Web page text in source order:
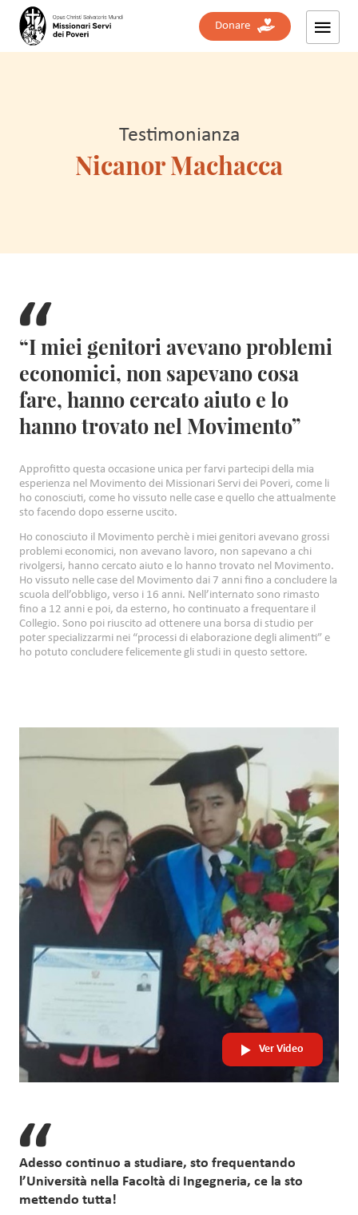
Donare
Testimonianza
Nicanor Machacca
“I miei genitori avevano problemi
economici, non sapevano cosa
fare, hanno cercato aiuto e lo
hanno trovato nel Movimento”
Approfitto questa occasione unica per farvi partecipi della mia
esperienza nel Movimento dei Missionari Servi dei Poveri, come li
ho conosciuti, come ho vissuto nelle case e quello che attualmente
sto facendo dopo esserne uscito.
Ho conosciuto il Movimento perchè i miei genitori avevano grossi
problemi economici, non avevano lavoro, non sapevano a chi
rivolgersi, hanno cercato aiuto e lo hanno trovato nel Movimento.
Ho vissuto nelle case del Movimento dai 7 anni fino a concludere la
scuola dell’obbligo, verso i 16 anni. Nell’internato sono rimasto
fino a 12 anni e poi, da esterno, ho continuato a frequentare il
Collegio. Sono poi riuscito ad ottenere una borsa di studio per
poter specializzarmi nei “processi di elaborazione degli alimenti” e
ho potuto concludere felicemente gli studi in questo settore.
Ver Video
Adesso continuo a studiare, sto frequentando
l’Università nella Facoltà di Ingegneria, ce la sto
mettendo tutta!